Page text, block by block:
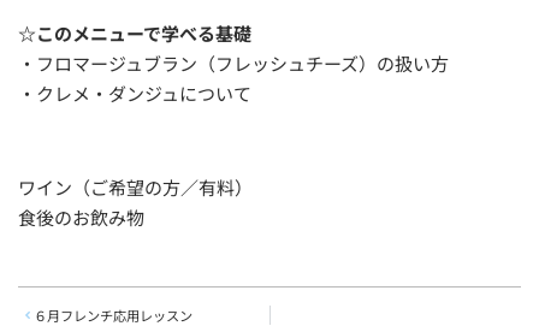
☆このメニューで学べる基礎
・フロマージュブラン（フレッシュチーズ）の扱い方
・クレメ・ダンジュについて
ワイン（ご希望の方／有料）
食後のお飲み物
６月フレンチ応用レッスン